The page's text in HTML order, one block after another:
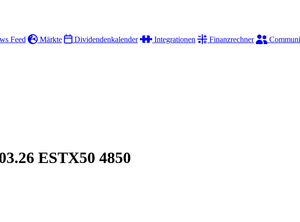
Feed Märkte Dividendenkalender Integrationen Finanzrechner
ESTX50 4850